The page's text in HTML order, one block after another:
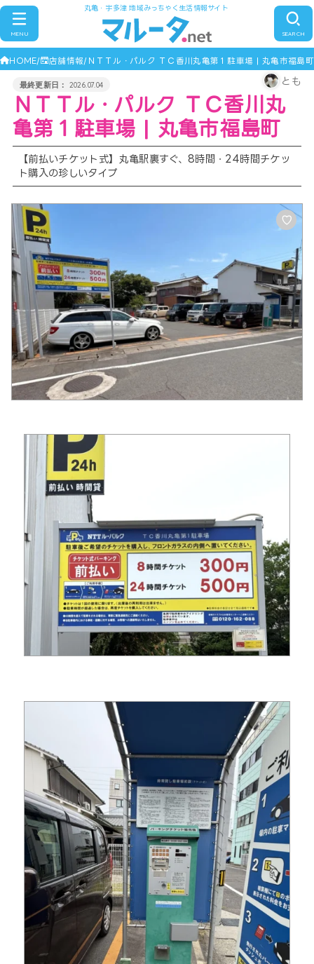
丸亀・宇多津 地域みっちゃく生活情報サイト
SEARCH
MENU
HOME 店舗情報 ＮＴＴル・パルク ＴＣ香川丸亀第１駐車場 | 丸亀市福島町
2026.07.04 とも
ＮＴＴル・パルク ＴＣ香川丸
亀第１駐車場 | 丸亀市福島町
【前払いチケット式】丸亀駅裏すぐ、8時間・24時間チケッ
ト購入の珍しいタイプ
♡